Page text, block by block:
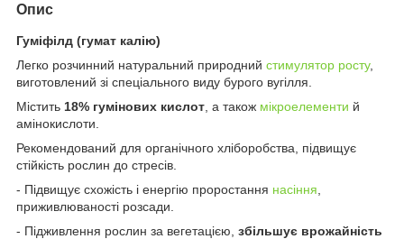
Опис
Гуміфілд (гумат калію)
Легко розчинний натуральний природний стимулятор росту,
виготовлений зі спеціального виду бурого вугілля.
Містить 18% гумінових кислот , а також мікроелементи й
амінокислоти.
Рекомендований для органічного хліборобства, підвищує
стійкість рослин до стресів.
- Підвищує схожість і енергію проростання насіння
приживлюваності розсади.
- Підживлення рослин за вегетацією, збільшує врожайність